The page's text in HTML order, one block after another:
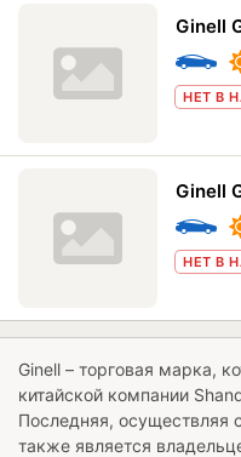
Ginell
НЕТ В
Ginell
НЕТ В
Ginell – торговая марка,
китайской компании
Последняя, осуществляя
также является